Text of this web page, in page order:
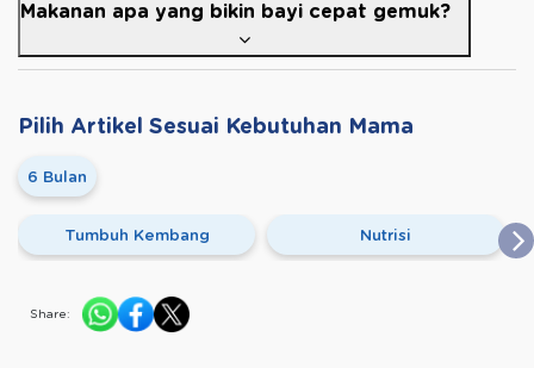
Makanan apa yang bikin bayi cepat gemuk?
Pilih Artikel Sesuai Kebutuhan Mama
6 Bulan
Tumbuh Kembang Nutrisi
Share: